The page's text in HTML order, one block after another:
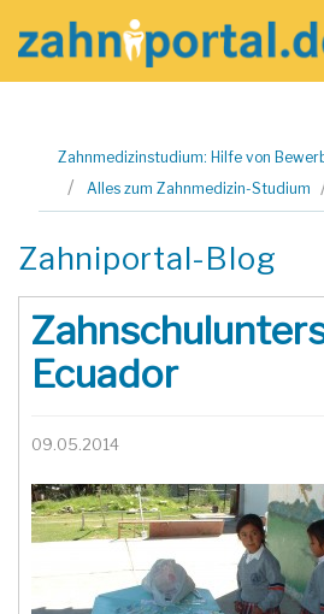
springen
Zahnmedizinstudium: Hilfe von
Alles zum Zahnmedizin-Studium
Zahniportal-Blog
Ecuador
09.05.2014